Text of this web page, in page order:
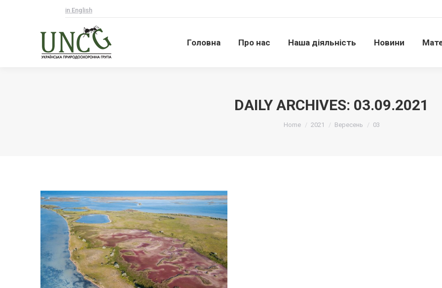
in English
Головна Про нас Наша діяльність Новини
DAILY ARCHIVES: 03.09.2021
Home 2021 Вересень 03
Головна Про нас Наша діяльність Новини